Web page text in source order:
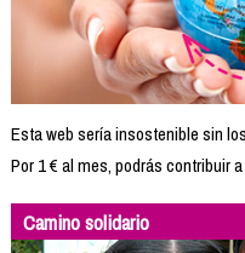
Esta web sería insostenible sin
Por 1 € al mes, podrás contribuir
Camino solidario